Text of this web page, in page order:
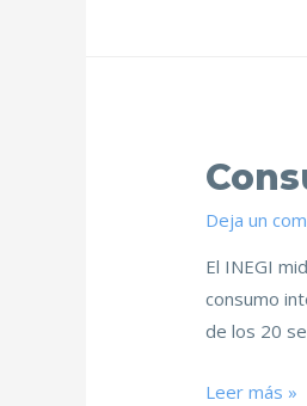
Deja un
El INEGI
consumo
de los 20
Leer más »